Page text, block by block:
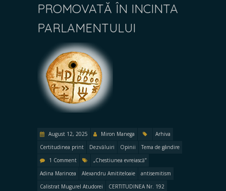
PROMOVATĂ ÎN INCINTA
PARLAMENTULUI
August 12, 2025 Miron Manega
Arhiva
Certitudinea print
Dezvăluiri Opinii
Tema de gândire
1 Comment
„Chestiunea evreiască”
Adina Marincea
Alexandru Amititeloaie
antisemitism
Calistrat Mugurel Atudorei
CERTITUDINEA Nr. 192